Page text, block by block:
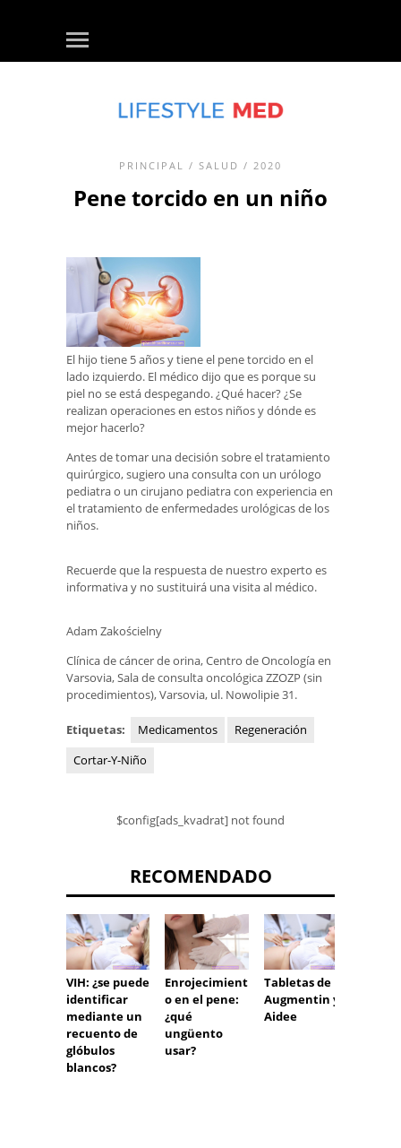
PRINCIPAL / SALUD / 2020
Pene torcido en un niño
El hijo tiene 5 años y tiene el pene torcido en el
lado izquierdo. El médico dijo que es porque su
piel no se está despegando. ¿Qué hacer? ¿Se
realizan operaciones en estos niños y dónde es
mejor hacerlo?
Antes de tomar una decisión sobre el tratamiento
quirúrgico, sugiero una consulta con un urólogo
pediatra o un cirujano pediatra con experiencia en
el tratamiento de enfermedades urológicas de los
niños.
Recuerde que la respuesta de nuestro experto es
informativa y no sustituirá una visita al médico.
Adam Zakościelny
Clínica de cáncer de orina, Centro de Oncología en
Varsovia, Sala de consulta oncológica ZZOZP (sin
procedimientos), Varsovia, ul. Nowolipie 31.
Etiquetas: Medicamentos
Regeneración
Cortar-Y-Niño
$config[ads_kvadrat] not found
RECOMENDADO
VIH: ¿se puede
identificar
mediante un
recuento de
glóbulos
blancos?
Enrojecimient
o en el pene:
¿qué
ungüento
usar?
Tabletas de
Augmentin y
Aidee